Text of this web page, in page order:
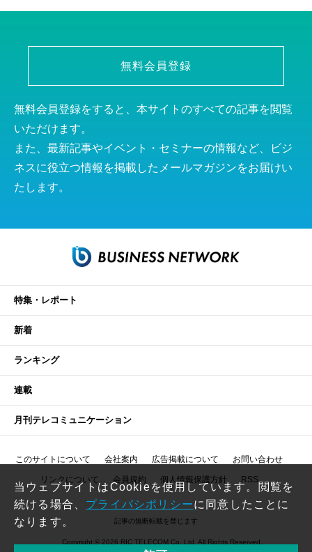
無料会員登録
無料会員登録をすると、本サイトのすべての記事を閲覧
いただけます。
また、最新記事やイベント・セミナーの情報など、ビジ
ネスに役立つ情報を掲載したメールマガジンをお届けい
たします。
特集・レポート
新着
ランキング
連載
月刊テレコミュニケーション
このサイトについて 会社案内 広告掲載について お問い合わせ
リンクについて 会員規約 個人情報保護方針 RSS
記事の無断転載を禁じます
Copyright © 2026 RIC TELECOM Co.,Ltd. All Rights Reserved.
当ウェブサイトはCookieを使用しています。閲覧を
続ける場合、 プライバシポリシーに同意したことに
なります。